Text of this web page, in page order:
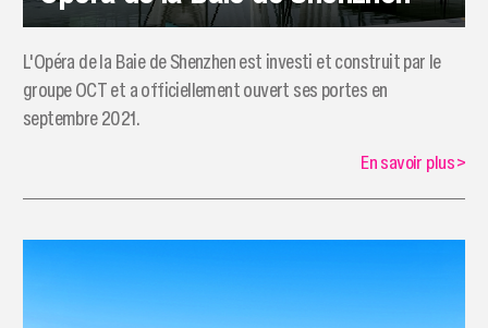
​L'Opéra de la Baie de Shenzhen est investi et construit par le
groupe OCT et a officiellement ouvert ses portes en
septembre 2021.
En savoir plus>